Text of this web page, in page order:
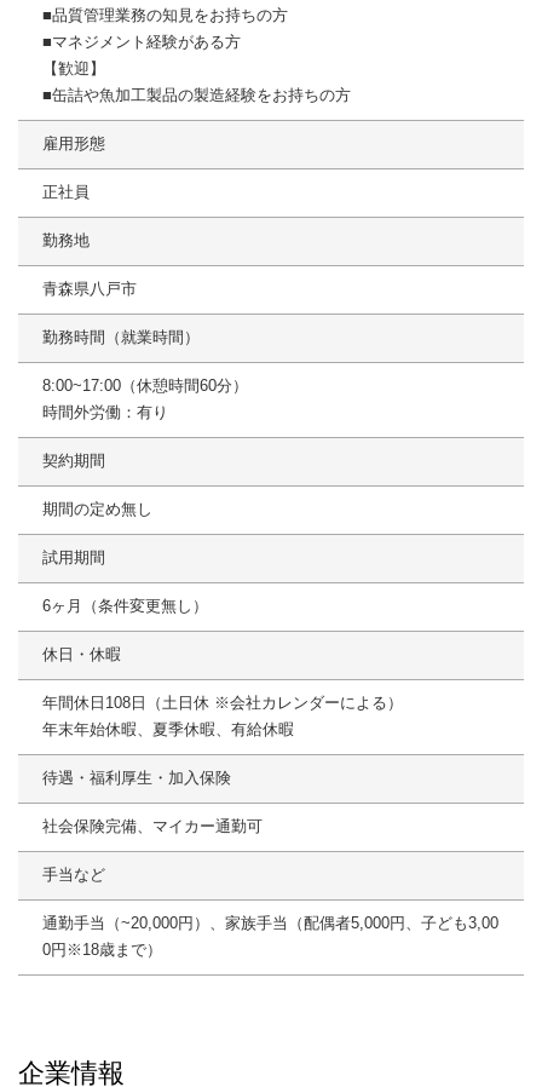
■品質管理業務の知見をお持ちの方
■マネジメント経験がある方
【歓迎】
■缶詰や魚加工製品の製造経験をお持ちの方
雇用形態
正社員
勤務地
青森県八戸市
勤務時間（就業時間）
8:00~17:00（休憩時間60分）
時間外労働：有り
契約期間
期間の定め無し
試用期間
6ヶ月（条件変更無し）
休日・休暇
年間休日108日（土日休 ※会社カレンダーによる）
年末年始休暇、夏季休暇、有給休暇
待遇・福利厚生・加入保険
社会保険完備、マイカー通勤可
手当など
通勤手当（~20,000円）、家族手当（配偶者5,000円、子ども3,00
0円※18歳まで）
企業情報